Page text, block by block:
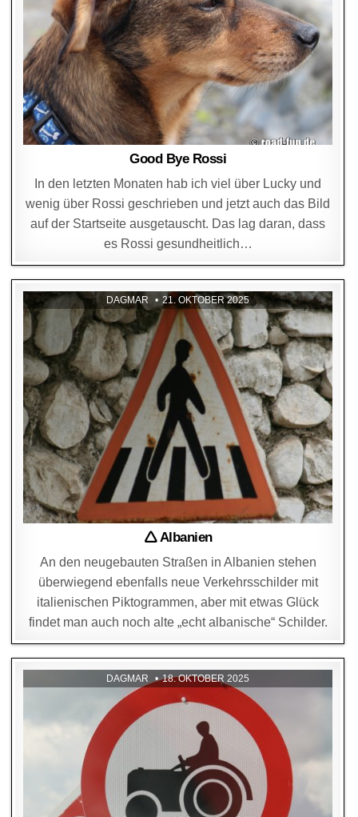
Good Bye Rossi
In den letzten Monaten hab ich viel über Lucky und
wenig über Rossi geschrieben und jetzt auch das Bild
auf der Startseite ausgetauscht. Das lag daran, dass
es Rossi gesundheitlich…
DAGMAR 21. OKTOBER 2025
🛆 Albanien
An den neugebauten Straßen in Albanien stehen
überwiegend ebenfalls neue Verkehrsschilder mit
italienischen Piktogrammen, aber mit etwas Glück
findet man auch noch alte „echt albanische“ Schilder.
DAGMAR 18. OKTOBER 2025